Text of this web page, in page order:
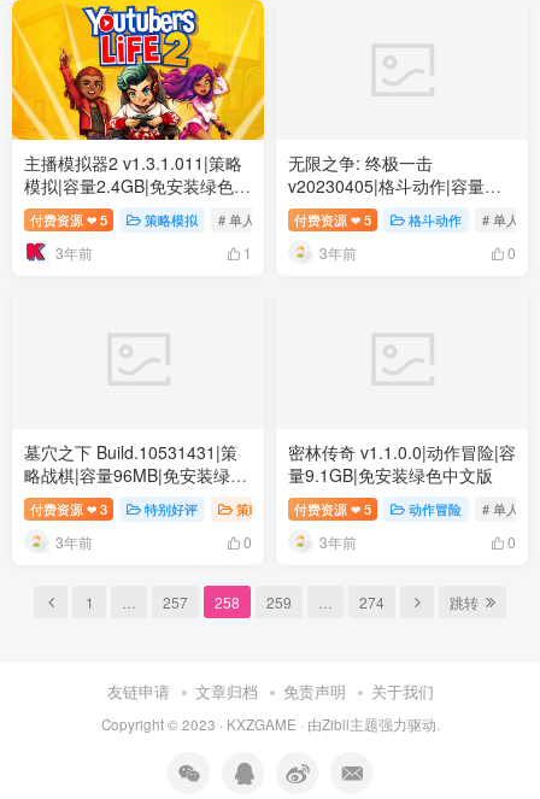
主播模拟器2 v1.3.1.011|策略
模拟|容量2.4GB|免安装绿色中
文版
付费资源 ❤ 5 策略模拟 # 单人 # 休闲 # 模拟
3年前 1
无限之争: 终极一击
v20230405|格斗动作|容量
5.8GB|免安装绿色中文版
付费资源 ❤ 5 格斗动作 # 单人
3年前 0
墓穴之下 Build.10531431|策
略战棋|容量96MB|免安装绿色
中文版
付费资源 ❤ 3 特别好评 策略战棋 # 单人 # 策略 # 解谜
3年前 0
密林传奇 v1.1.0.0|动作冒险|容
量9.1GB|免安装绿色中文版
付费资源 ❤ 5 动作冒险 # 单人
3年前 0
1 257 258 259 274 跳转
友链申请 文章归档 免责声明 关于我们
Copyright © 2023 · KXZGAME · 由Zibll主题强力驱动.